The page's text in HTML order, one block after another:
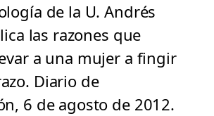
de la U. Andrés
las razones que
a una mujer a fingir
Diario de
6 de agosto de 2012.